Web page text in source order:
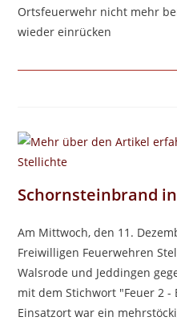
Ortsfeuerwehr nicht mehr
wieder einrücken
Schornsteinbrand
Am Mittwoch, den 11.
Freiwilligen Feuerwehren
Walsrode und Jeddingen
mit dem Stichwort "Feuer 2
Einsatzort war ein